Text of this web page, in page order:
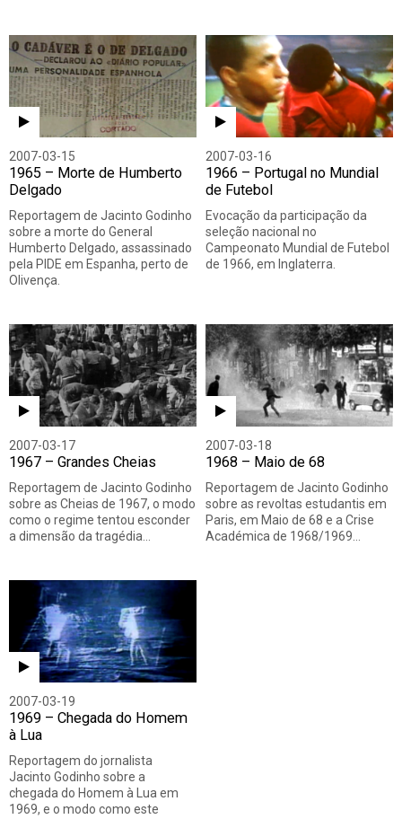
2007-03-15
1965 – Morte de Humberto
Delgado
Reportagem de Jacinto Godinho
sobre a morte do General
Humberto Delgado, assassinado
pela PIDE em Espanha, perto de
Olivença.
2007-03-16
1966 – Portugal no Mundial
de Futebol
Evocação da participação da
seleção nacional no
Campeonato Mundial de Futebol
de 1966, em Inglaterra.
2007-03-17
1967 – Grandes Cheias
Reportagem de Jacinto Godinho
sobre as Cheias de 1967, o modo
como o regime tentou esconder
a dimensão da tragédia…
2007-03-18
1968 – Maio de 68
Reportagem de Jacinto Godinho
sobre as revoltas estudantis em
Paris, em Maio de 68 e a Crise
Académica de 1968/1969…
2007-03-19
1969 – Chegada do Homem
à Lua
Reportagem do jornalista
Jacinto Godinho sobre a
chegada do Homem à Lua em
1969, e o modo como este